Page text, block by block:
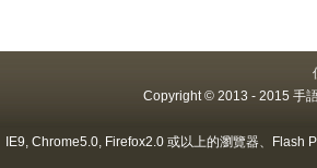
Copyright © 2013 - 2015 手
IE9, Chrome5.0, Firefox2.0 或以上的瀏覽器、Flash